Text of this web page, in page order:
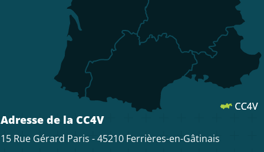
Adresse de la CC4V
15 Rue Gérard Paris - 45210 Ferrières-en-Gâtinais